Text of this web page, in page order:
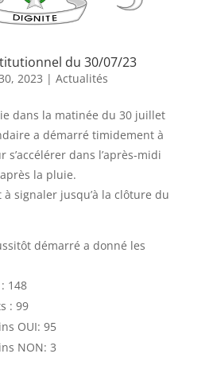
du 30/07/23
2023 | Actualités
dans la matinée du 30 juillet
a démarré timidement à
s’accélérer dans l’après-midi
la pluie.
à signaler jusqu’à la clôture du
démarré a donné les
148
: 99
OUI: 95
NON: 3